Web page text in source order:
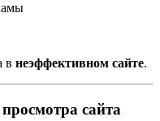
в неэффективном сайте.
сайта